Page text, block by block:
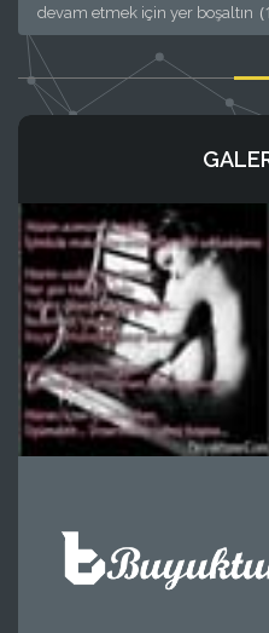
devam etmek için yer boşaltın